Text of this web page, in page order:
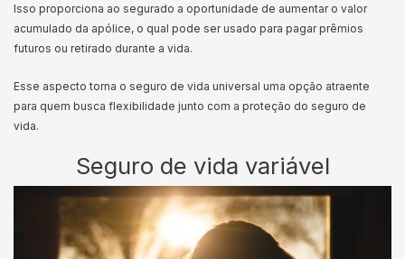
Isso proporciona ao segurado a oportunidade de aumentar o valor
acumulado da apólice, o qual pode ser usado para pagar prêmios
futuros ou retirado durante a vida.
Esse aspecto torna o seguro de vida universal uma opção atraente
para quem busca flexibilidade junto com a proteção do seguro de
vida.
Seguro de vida variável